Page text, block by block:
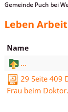
Gemeinde Puch bei
Leben
Name
...
29 Seite 409
Frau beim